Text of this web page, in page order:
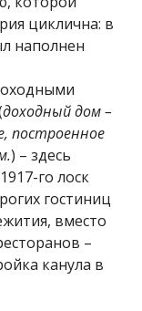
циклична: в
наполнен
доходный дом –
построенное
) – здесь
го лоск
гостиниц
вместо
–
канула в